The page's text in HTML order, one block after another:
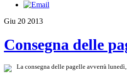
Giu 20 2013
Consegna delle
La consegna delle pagelle avverrà